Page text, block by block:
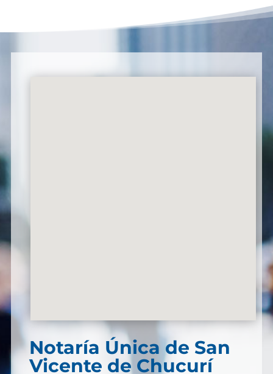
Notaría Única de San
Vicente de Chucurí